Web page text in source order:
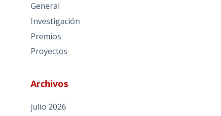
General
Investigación
Premios
Proyectos
Archivos
julio 2026